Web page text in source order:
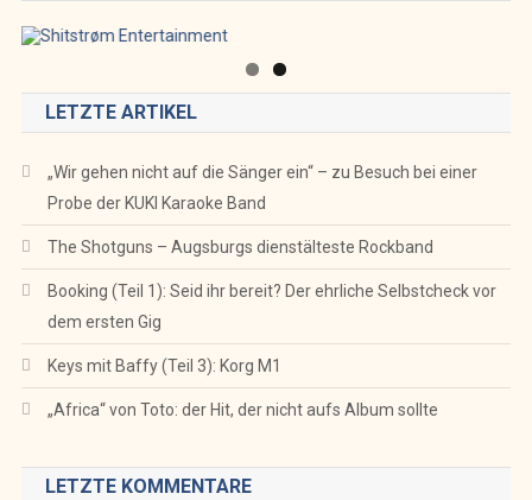
LETZTE ARTIKEL
„Wir gehen nicht auf die Sänger ein“ – zu Besuch bei einer
Probe der KUKI Karaoke Band
The Shotguns – Augsburgs dienstälteste Rockband
Booking (Teil 1): Seid ihr bereit? Der ehrliche Selbstcheck vor
dem ersten Gig
Keys mit Baffy (Teil 3): Korg M1
„Africa“ von Toto: der Hit, der nicht aufs Album sollte
LETZTE KOMMENTARE